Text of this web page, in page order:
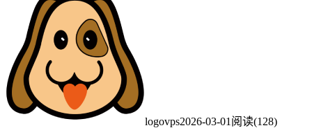
logovps2026-03-01 阅读(128)